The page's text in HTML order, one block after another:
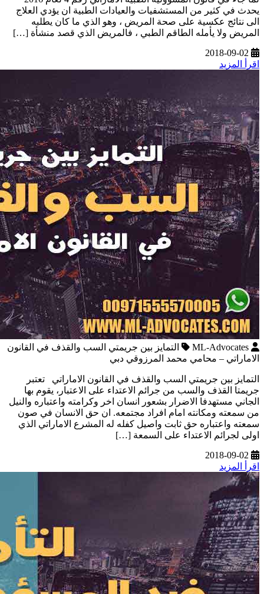
يحدث في كثير من المستشفيات والعيادات الطبية ان يؤدي العلاج
الى نتائج عكسية على صحة المريض ، وهو الذي ما كان يطلبه
المريض ولا يأمله الطاقم الطبي ، فالمريض الذي قصد منشأة […]
2018-09-02
اقرأ المزيد
ML-Advocates
التمايز بين جريمتي السب والقذف في القانون
الاماراتي – محامي محمد المرزوقي دبي
التمايز بين جريمتي السب والقذف في القانون الاماراتي تعتبر
جريمتا القذف والسب من جرائم الاعتداء على الاعتبار، يقوم بها
الجاني مستهدفا الاضرار بشعور انسان اخر وكرامته واعتباره والنيل
من سمعته ومكانته امام افراد مجتمعه. ان حق الانسان في صون
سمعته واعتباره حق ثابت واصيل كفله له المشرع الاماراتي الذي
اولى لجرائم الاعتداء على السمعة […]
2018-09-02
اقرأ المزيد